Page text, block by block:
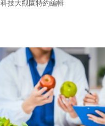
科技大觀園特約編輯